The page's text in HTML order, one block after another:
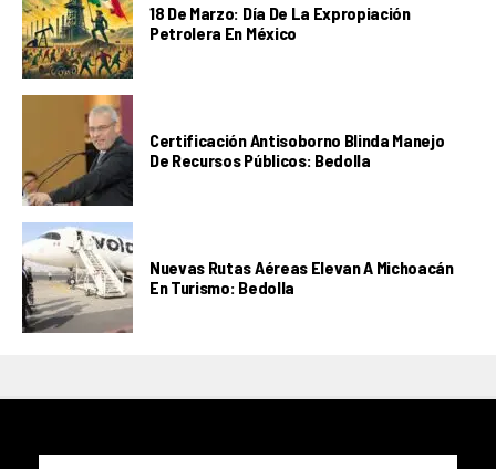
18 De Marzo: Día De La Expropiación
Petrolera En México
Certificación Antisoborno Blinda Manejo
De Recursos Públicos: Bedolla
Nuevas Rutas Aéreas Elevan A Michoacán
En Turismo: Bedolla